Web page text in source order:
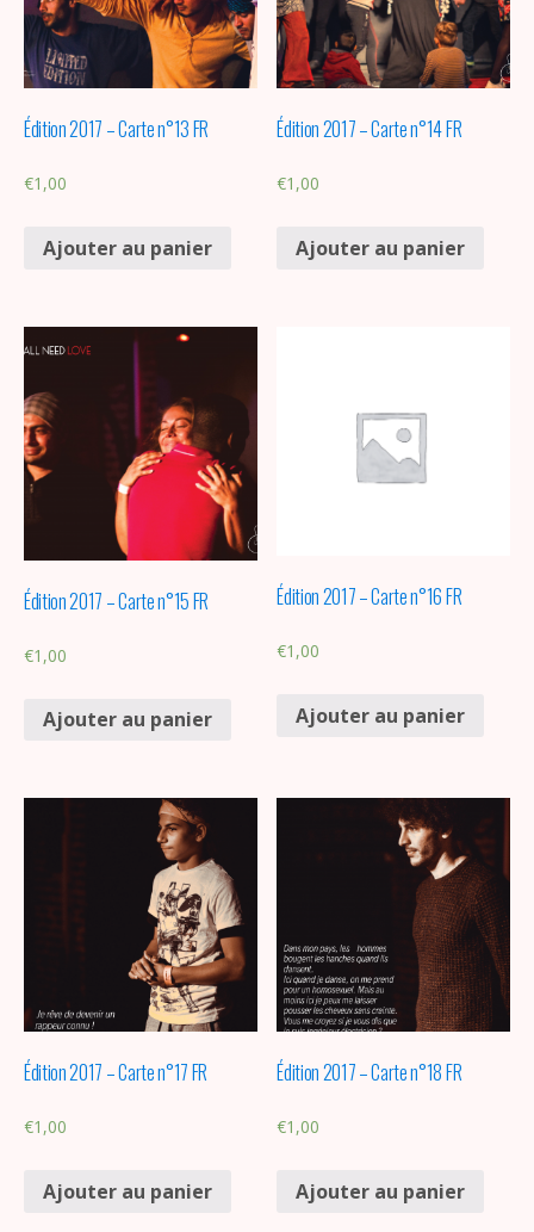
Édition 2017 – Carte n°13 FR
€1,00
Ajouter au panier
Édition 2017 – Carte n°14 FR
€1,00
Ajouter au panier
Édition 2017 – Carte n°15 FR
€1,00
Ajouter au panier
Édition 2017 – Carte n°16 FR
€1,00
Ajouter au panier
Édition 2017 – Carte n°17 FR
€1,00
Ajouter au panier
Édition 2017 – Carte n°18 FR
€1,00
Ajouter au panier